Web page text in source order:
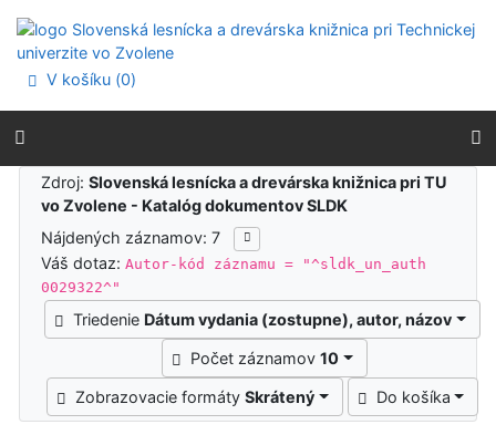
Prejsť na menu
Prehlásenie o webovej prístupnosti
V košíku (0)
Výsledky vyhľadávania
Zdroj:Slovenská lesnícka a drevárska knižnica pri TU
vo Zvolene - Katalóg dokumentov SLDK
Nájdených záznamov: 7
Váš dotaz:Autor-kód záznamu = "^sldk_un_auth
0029322^"
Triedenie Dátum vydania (zostupne), autor, názov
Počet záznamov10
Zobrazovacie formátySkrátený Do košíka